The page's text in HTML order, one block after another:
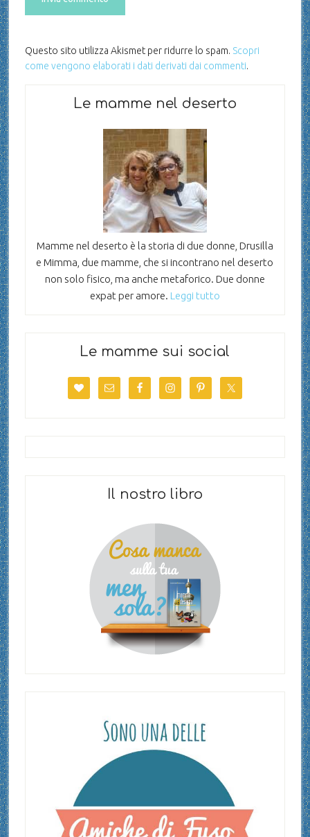
Questo sito utilizza Akismet per ridurre lo spam. Scopri
come vengono elaborati i dati derivati dai commenti.
Le mamme nel deserto
Mamme nel deserto è la storia di due donne, Drusilla
e Mimma, due mamme, che si incontrano nel deserto
non solo fisico, ma anche metaforico. Due donne
expat per amore. Leggi tutto
Le mamme sui social
Il nostro libro